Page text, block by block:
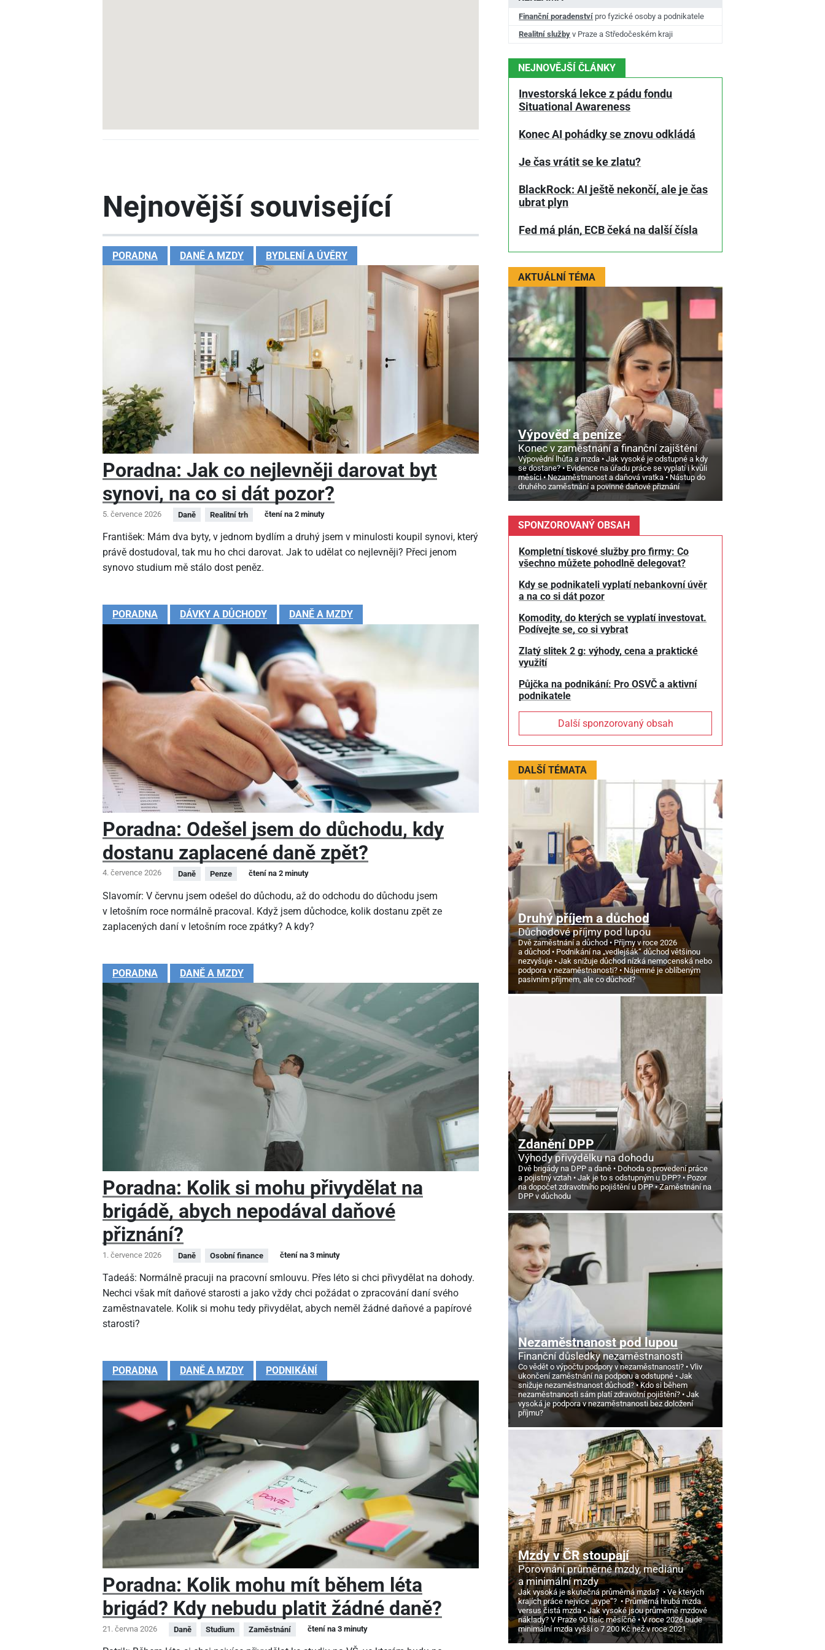
Nejnovější související
PORADNA DANĚ A MZDY BYDLENÍ A ÚVĚRY
Poradna: Jak co nejlevněji darovat byt
synovi, na co si dát pozor?
5. července 2026 Daně Realitní trh čtení na 2 minuty
František: Mám dva byty, v jednom bydlím a druhý jsem v minulosti koupil synovi, který
právě dostudoval, tak mu ho chci darovat. Jak to udělat co nejlevněji? Přeci jenom
synovo studium mě stálo dost peněz.
PORADNA DÁVKY A DŮCHODY DANĚ A MZDY
Poradna: Odešel jsem do důchodu, kdy
dostanu zaplacené daně zpět?
4. července 2026 Daně Penze čtení na 2 minuty
Slavomír: V červnu jsem odešel do důchodu, až do odchodu do důchodu jsem
v letošním roce normálně pracoval. Když jsem důchodce, kolik dostanu zpět ze
zaplacených daní v letošním roce zpátky? A kdy?
PORADNA DANĚ A MZDY
Poradna: Kolik si mohu přivydělat na
brigádě, abych nepodával daňové
přiznání?
1. července 2026 Daně Osobní finance čtení na 3 minuty
Tadeáš: Normálně pracuji na pracovní smlouvu. Přes léto si chci přivydělat na dohody.
Nechci však mít daňové starosti a jako vždy chci požádat o zpracování daní svého
zaměstnavatele. Kolik si mohu tedy přivydělat, abych neměl žádné daňové a papírové
starosti?
PORADNA DANĚ A MZDY PODNIKÁNÍ
Poradna: Kolik mohu mít během léta
brigád? Kdy nebudu platit žádné daně?
21. června 2026 Daně Studium Zaměstnání čtení na 3 minuty
Finanční poradenství pro fyzické osoby a podnikatele
Realitní služby v Praze a Středočeském kraji
NEJNOVĚJŠÍ ČLÁNKY
Investorská lekce z pádu fondu
Situational Awareness
Konec AI pohádky se znovu odkládá
Je čas vrátit se ke zlatu?
BlackRock: AI ještě nekončí, ale je čas
ubrat plyn
Fed má plán, ECB čeká na další čísla
AKTUÁLNÍ TÉMA
Výpověď a peníze
Konec v zaměstnání a finanční zajištění
Výpovědní lhůta a mzda
Jak vysoké je odstupné a kdy
se dostane?
Evidence na úřadu práce se vyplatí i kvůli
měsíci
Nezaměstnanost a daňová vratka
Nástup do
druhého zaměstnání a povinné daňové přiznání
SPONZOROVANÝ OBSAH
Kompletní tiskové služby pro firmy: Co
všechno můžete pohodlně delegovat?
Kdy se podnikateli vyplatí nebankovní úvěr
a na co si dát pozor
Komodity, do kterých se vyplatí investovat.
Podívejte se, co si vybrat
Zlatý slitek 2 g: výhody, cena a praktické
využití
Půjčka na podnikání: Pro OSVČ a aktivní
podnikatele
Další sponzorovaný obsah
DALŠÍ TÉMATA
Druhý příjem a důchod
Důchodové příjmy pod lupou
Dvě zaměstnání a důchod
Příjmy v roce 2026
a důchod
Podnikání na „vedlejšák“ důchod většinou
nezvyšuje
Jak snižuje důchod nízká nemocenská nebo
podpora v nezaměstnanosti?
Nájemné je oblíbeným
pasivním příjmem, ale co důchod?
Zdanění DPP
Výhody přivýdělku na dohodu
Dvě brigády na DPP a daně
Dohoda o provedení práce
a pojistný vztah
Jak je to s odstupným u DPP?
Pozor
na dopočet zdravotního pojištění u DPP
Zaměstnání na
DPP v důchodu
Nezaměstnanost pod lupou
Finanční důsledky nezaměstnanosti
Co vědět o výpočtu podpory v nezaměstnanosti?
Vliv
ukončení zaměstnání na podporu a odstupné
Jak
snižuje nezaměstnanost důchod?
Kdo si během
nezaměstnanosti sám platí zdravotní pojištění?
Jak
vysoká je podpora v nezaměstnanosti bez doložení
příjmu?
Mzdy v ČR stoupají
Porovnání průměrné mzdy, mediánu
a minimální mzdy
Jak vysoká je skutečná průměrná mzda?
Ve kterých
krajích práce nejvíce „sype“?
Průměrná hrubá mzda
versus čistá mzda
Jak vysoké jsou průměrné mzdové
náklady? V Praze 90 tisíc měsíčně
V roce 2026 bude
minimální mzda vyšší o 7 200 Kč než v roce 2021